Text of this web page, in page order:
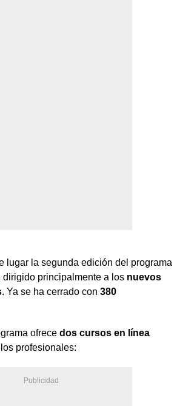
lugar la segunda edición del programa
dirigido principalmente a los nuevos
. Ya se ha cerrado con 380
ofrece dos cursos en línea
profesionales: